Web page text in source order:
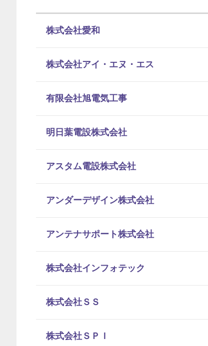
株式会社愛和
株式会社アイ・エヌ・エス
有限会社旭電気工事
明日葉電設株式会社
アスタム電設株式会社
アンダーデザイン株式会社
アンテナサポート株式会社
株式会社インフォテック
株式会社ＳＳ
株式会社ＳＰＩ